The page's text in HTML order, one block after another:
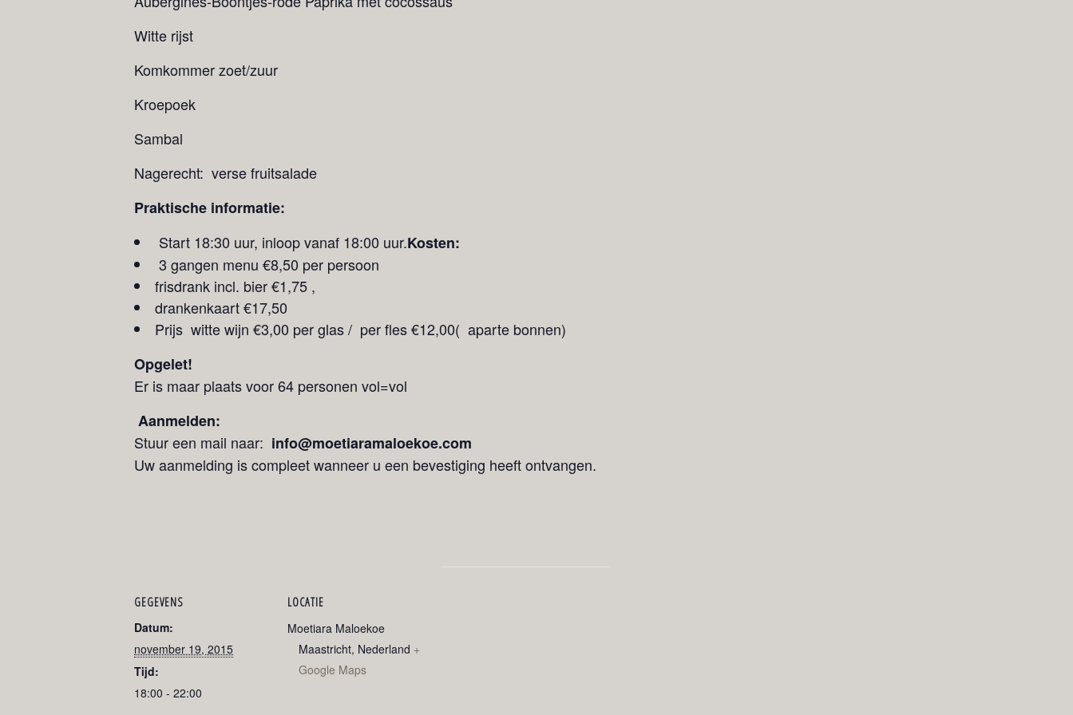
Witte rijst
Komkommer zoet/zuur
Kroepoek
Sambal
Nagerecht: verse fruitsalade
Praktische informatie:
Start 18:30 uur, inloop vanaf 18:00 uur.Kosten:
3 gangen menu €8,50 per persoon
frisdrank incl. bier €1,75 ,
drankenkaart €17,50
Prijs witte wijn €3,00 per glas / per fles €12,00( aparte bonnen)
Opgelet!
Er is maar plaats voor 64 personen vol=vol
Aanmelden:
Stuur een mail naar: info@moetiaramaloekoe.com
Uw aanmelding is compleet wanneer u een bevestiging heeft ontvangen.
GEGEVENS
Datum:
november 19, 2015
Tijd:
18:00 - 22:00
LOCATIE
Moetiara Maloekoe
Maastricht, Nederland +
Google Maps